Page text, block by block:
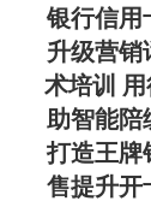
银行信用
升级营销
术培训 用
助智能陪
打造王牌
售提升开